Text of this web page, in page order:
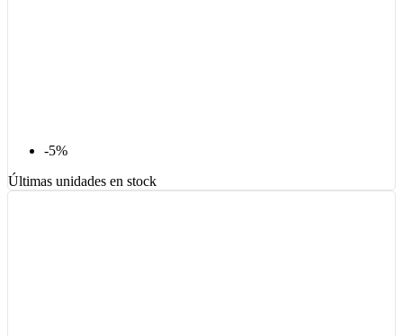
-5%
Últimas unidades en stock